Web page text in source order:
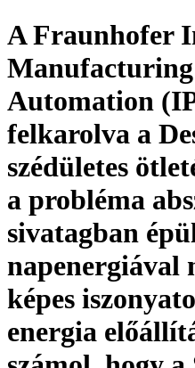
A Fraunhofer
Automation
felkarolva a
szédületes
a probléma
sivatagban
napenergiával
képes
energia